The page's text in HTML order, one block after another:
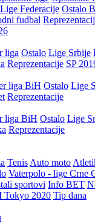
Lige Federacije Ostalo
fudbal
liga Ostalo Lige Srbije
Reprezentacije SP
liga BiH Ostalo Lige
Reprezentacije
liga BiH Ostalo Lige
Reprezentacije
Tenis Auto moto
Vaterpolo - lige Crne
sportovi Info BET
Tokyo 2020 Tip dana